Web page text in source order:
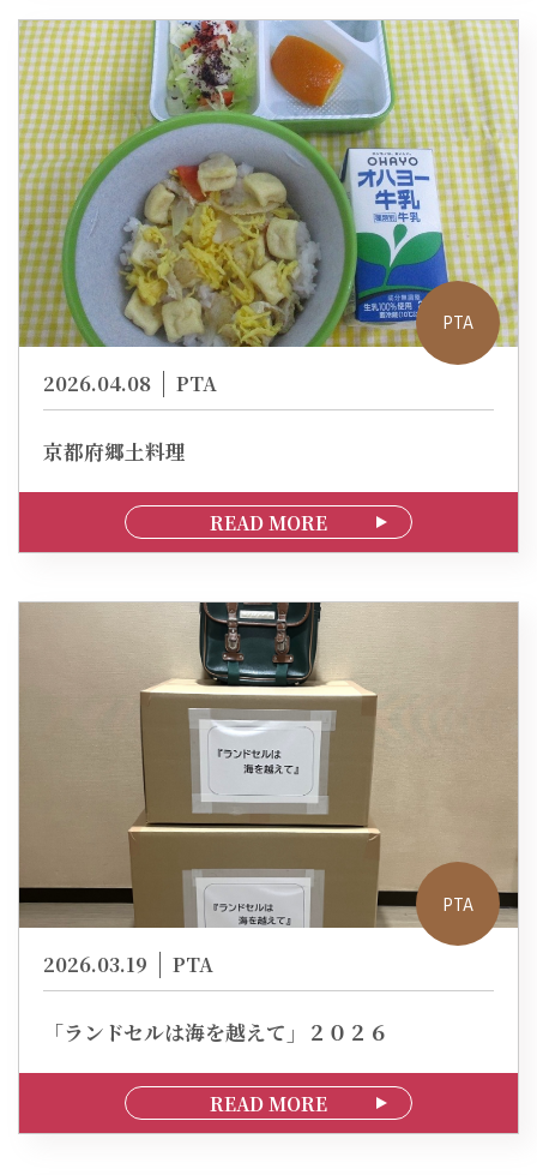
PTA
2026.04.08 PTA
京都府郷土料理
READ MORE
PTA
2026.03.19 PTA
「ランドセルは海を越えて」２０２６
READ MORE